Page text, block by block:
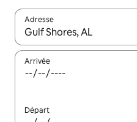
Adresse
Lorsque les résultats
Arrivée
Départ